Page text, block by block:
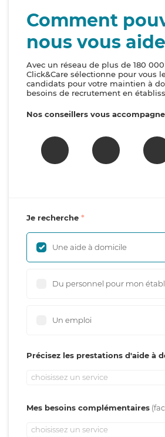
Comment
nous vous
Avec un réseau de plus de 180
Click&Care sélectionne pour vous
candidats pour votre maintien à
besoins de recrutement en
Nos conseillers vous
Je recherche
Une aide à domicile
Du personnel pour mon
Un emploi
Précisez les prestations d'aide à
choisissez un service
Mes besoins complémentaires
choisissez un service